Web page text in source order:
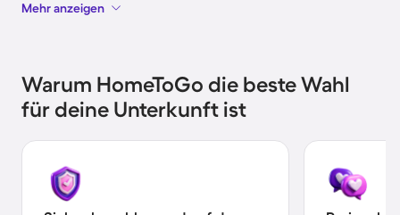
Mehr anzeigen
Warum HomeToGo die beste Wahl
für deine Unterkunft ist